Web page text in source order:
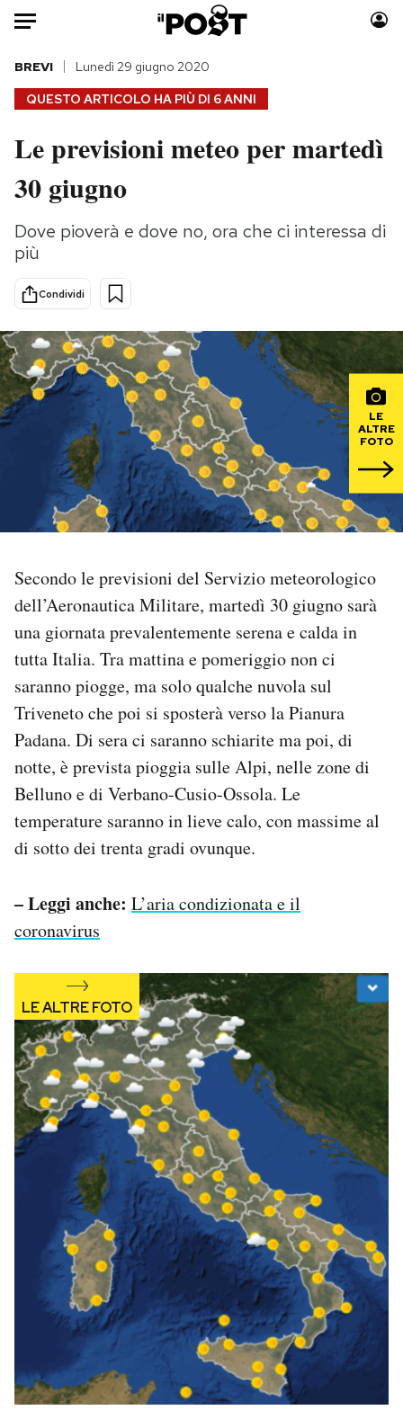
Auto
HOME
Italia
Politica
Tecnologia
Scienza
Cultura
Economia
Sport
Moda
Storie/Idee
Altrecose
Mondiali calcio 2026
PODCAST
NEWSLETTER
SHOP
AREA PERSONALE
Area Personale
Newsletter
Notifiche mobile
Regala il Post
QUESTO ARTICOLO HA PIÙ DI 6 ANNI
BREVI Lunedì 29 giugno 2020
Le previsioni meteo per martedì
30 giugno
Dove pioverà e dove no, ora che ci interessa di
più
Condividi
LE
ALTRE
FOTO
Secondo le previsioni del Servizio meteorologico
dell’Aeronautica Militare, martedì 30 giugno sarà
una giornata prevalentemente serena e calda in
tutta Italia. Tra mattina e pomeriggio non ci
saranno piogge, ma solo qualche nuvola sul
Triveneto che poi si sposterà verso la Pianura
Padana. Di sera ci saranno schiarite ma poi, di
notte, è prevista pioggia sulle Alpi, nelle zone di
Belluno e di Verbano-Cusio-Ossola. Le
temperature saranno in lieve calo, con massime al
di sotto dei trenta gradi ovunque.
– Leggi anche: L’aria condizionata e il
coronavirus